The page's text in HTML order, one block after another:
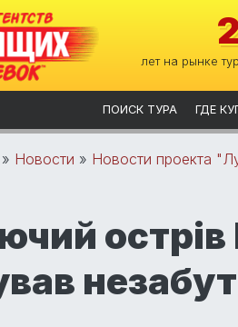
лет на рынке
ПОИСК ТУРА ГДЕ
» Новости » Новости проекта
острів